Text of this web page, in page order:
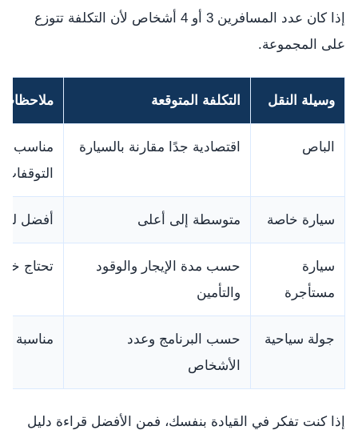
إذا كان عدد المسافرين 3 أو 4 أشخاص لأن التكلفة تتوزع
على المجموعة.
وسيلة النقل التكلفة المتوقعة ملاحظات
الباص اقتصادية جدًا مقارنة بالسيارة
مناسب
التوقفات
سيارة خاصة متوسطة إلى أعلى أفضل
سيارة
مستأجرة
حسب مدة الإيجار والوقود
والتأمين
تحتاج
جولة سياحية
حسب البرنامج وعدد
الأشخاص
مناسبة
إذا كنت تفكر في القيادة بنفسك، فمن الأفضل قراءة دليل